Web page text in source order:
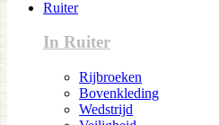
Ruiter
In Ruiter
Rijbroeken
Bovenkleding
Wedstrijd